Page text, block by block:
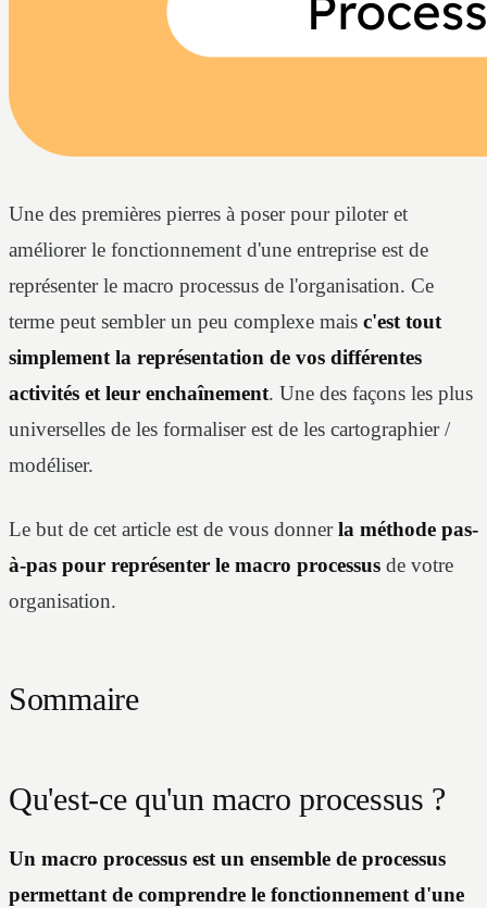
Une des premières pierres à poser pour piloter et
améliorer le fonctionnement d'une entreprise est de
représenter le macro processus de l'organisation. Ce
terme peut sembler un peu complexe mais c'est tout
simplement la représentation de vos différentes
activités et leur enchaînement. Une des façons les plus
universelles de les formaliser est de les cartographier /
modéliser.
Le but de cet article est de vous donnerla méthode pas-
à-pas pour représenter le macro processus de votre
organisation.
Sommaire
Qu'est-ce qu'un macro processus ?
Un macro processus est un ensemble de processus
permettant de comprendre le fonctionnement d'une